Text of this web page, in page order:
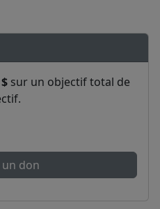
sur un objectif total de
un don